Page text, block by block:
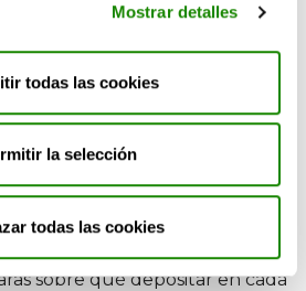
Mostrar detalles
todas las cookies
la selección
todas las cookies
cotidiano del aprendizaje y
una aliada de la sostenibilidad.
curso se trabajen temas
temáticas que nos ayuden en el
Dedicar un espacio al
de colores e
sobre qué depositar en cada